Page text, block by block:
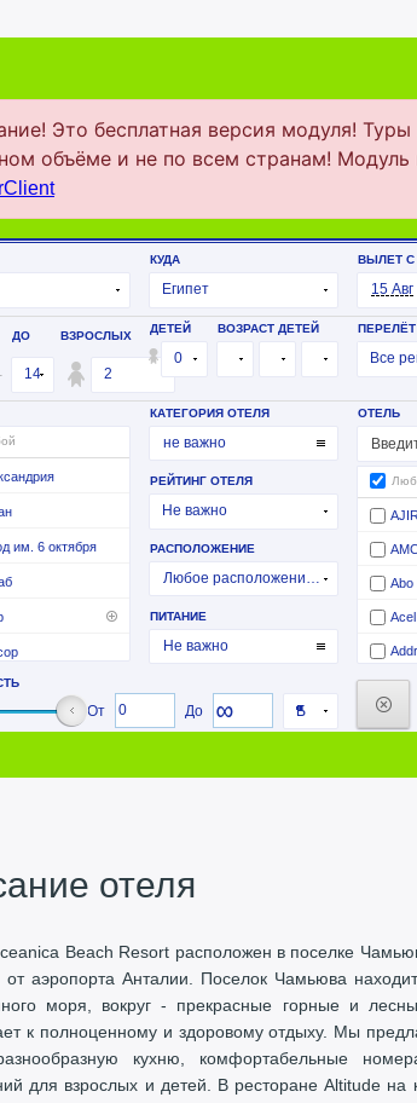
отеля
Beach Resort расположен в поселке
аэропорта Анталии. Поселок Чамьюва
моря, вокруг - прекрасные горные и
к полноценному и здоровому отдыху. Мы
кухню, комфортабельные
для взрослых и детей. В ресторане Altitude